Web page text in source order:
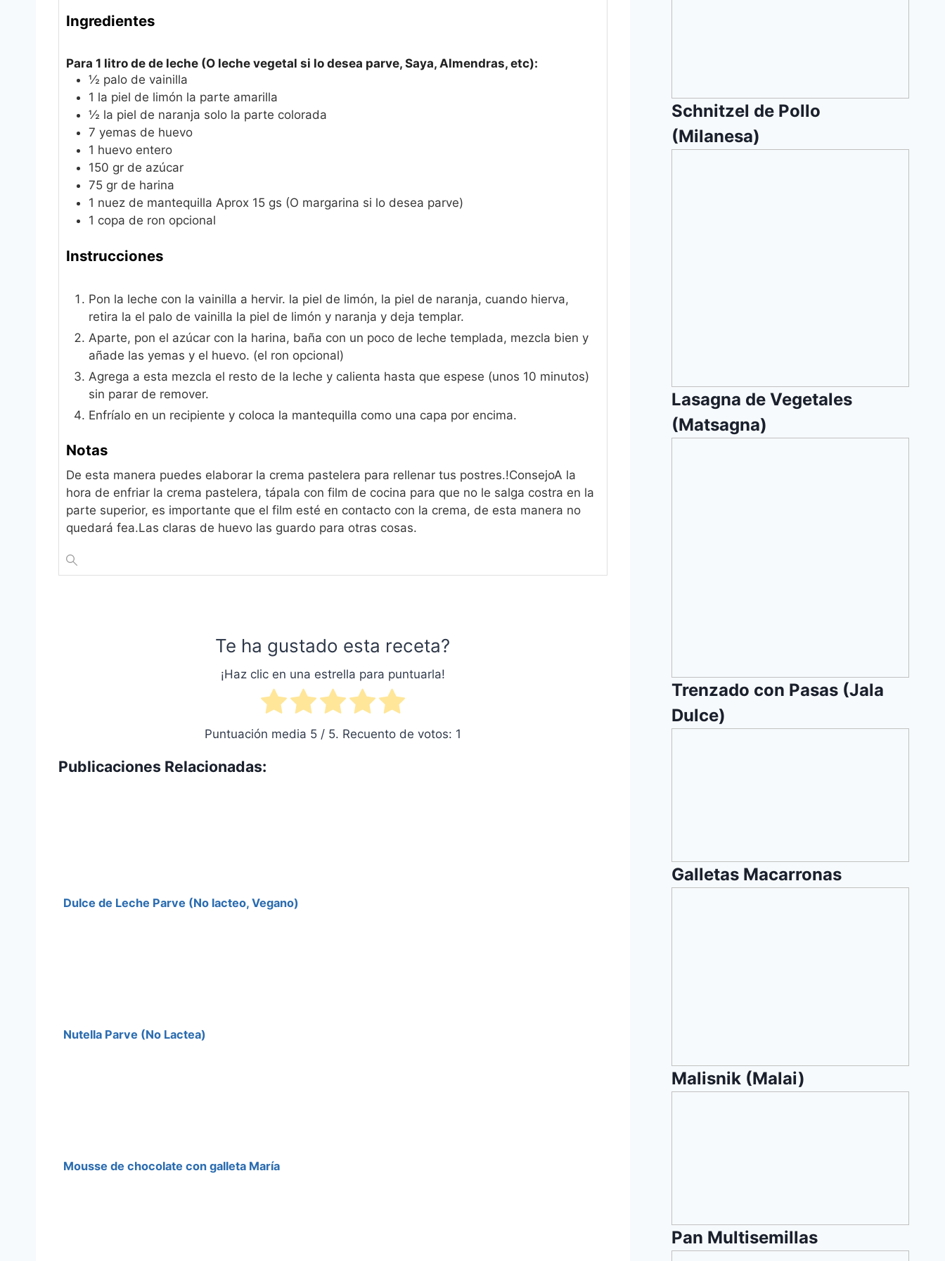
Ingredientes
Para 1 litro de de leche (O leche vegetal si lo desea parve, Saya, Almendras, etc):
½ palo de vainilla
1 la piel de limón la parte amarilla
½ la piel de naranja solo la parte colorada
7 yemas de huevo
1 huevo entero
150 gr de azúcar
75 gr de harina
1 nuez de mantequilla Aprox 15 gs (O margarina si lo desea parve)
1 copa de ron opcional
Instrucciones
Pon la leche con la vainilla a hervir. la piel de limón, la piel de naranja, cuando hierva,
retira la el palo de vainilla la piel de limón y naranja y deja templar.
Aparte, pon el azúcar con la harina, baña con un poco de leche templada, mezcla bien y
añade las yemas y el huevo. (el ron opcional)
Agrega a esta mezcla el resto de la leche y calienta hasta que espese (unos 10 minutos)
sin parar de remover.
Enfríalo en un recipiente y coloca la mantequilla como una capa por encima.
Notas
De esta manera puedes elaborar la crema pastelera para rellenar tus postres.!ConsejoA la
hora de enfriar la crema pastelera, tápala con film de cocina para que no le salga costra en la
parte superior, es importante que el film esté en contacto con la crema, de esta manera no
quedará fea.Las claras de huevo las guardo para otras cosas.
Te ha gustado esta receta?
¡Haz clic en una estrella para puntuarla!
Puntuación media 5/ 5. Recuento de votos: 1
Publicaciones Relacionadas:
Dulce de Leche Parve (No lacteo, Vegano)
Nutella Parve (No Lactea)
Mousse de chocolate con galleta María
Schnitzel de Pollo
(Milanesa)
Lasagna de Vegetales
(Matsagna)
Trenzado con Pasas (Jala
Dulce)
Galletas Macarronas
Malisnik (Malai)
Pan Multisemillas